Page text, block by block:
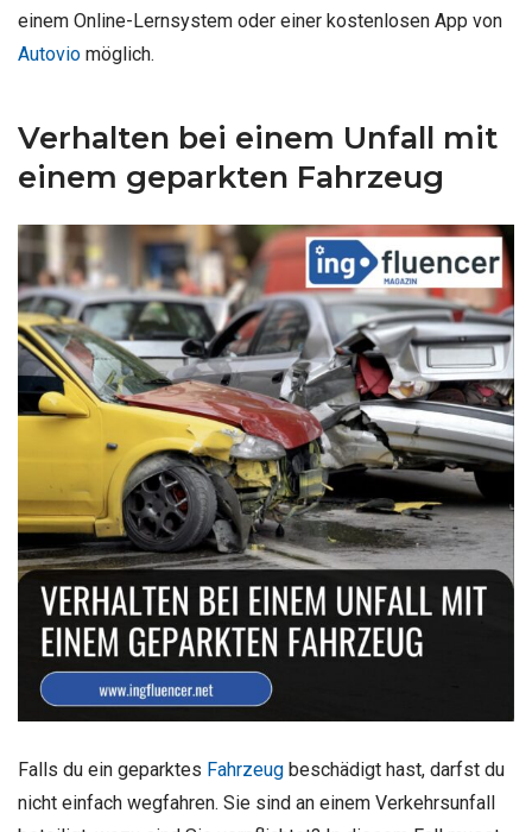
einem Online-Lernsystem oder einer kostenlosen App von
Autovio möglich.
Verhalten bei einem Unfall mit
einem geparkten Fahrzeug
Falls du ein geparktes Fahrzeug beschädigt hast, darfst du
nicht einfach wegfahren. Sie sind an einem Verkehrsunfall